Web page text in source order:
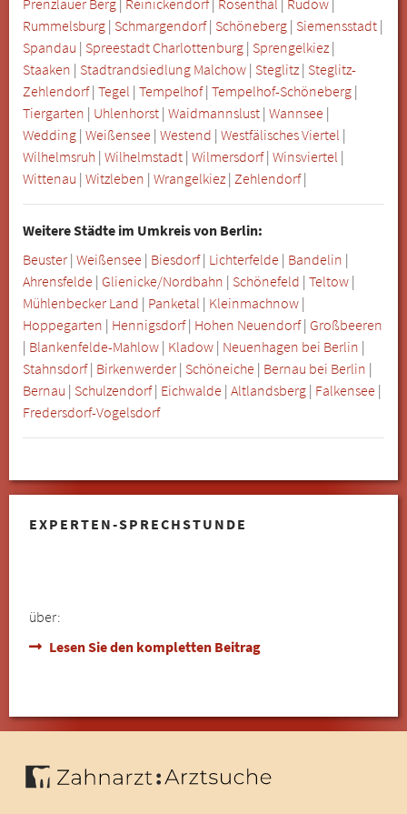
Rummelsburg | Schmargendorf| Schöneberg | Siemensstadt |
Spandau | Spreestadt Charlottenburg | Sprengelkiez |
Staaken | Stadtrandsiedlung Malchow | Steglitz | Steglitz-
Zehlendorf| Tegel | Tempelhof| Tempelhof-Schöneberg |
Tiergarten | Uhlenhorst | Waidmannslust | Wannsee |
Wedding | Weißensee | Westend | Westfälisches Viertel |
Wilhelmsruh | Wilhelmstadt | Wilmersdorf| Winsviertel |
Wittenau | Witzleben | Wrangelkiez | Zehlendorf|
Weitere Städte im Umkreis von Berlin:
Beuster | Weißensee | Biesdorf| Lichterfelde | Bandelin |
Ahrensfelde | Glienicke/Nordbahn | Schönefeld | Teltow |
Mühlenbecker Land | Panketal | Kleinmachnow |
Hoppegarten | Hennigsdorf| Hohen Neuendorf| Großbeeren
| Blankenfelde-Mahlow | Kladow | Neuenhagen bei Berlin |
Stahnsdorf| Birkenwerder | Schöneiche | Bernau bei Berlin |
Bernau | Schulzendorf| Eichwalde | Altlandsberg | Falkensee |
Fredersdorf-Vogelsdorf
EXPERTEN-SPRECHSTUNDE
über:
Lesen Sie den kompletten Beitrag